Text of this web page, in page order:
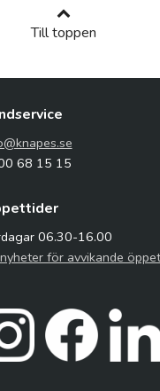
Till toppen
68 15 15
06.30-16.00
för avvikande